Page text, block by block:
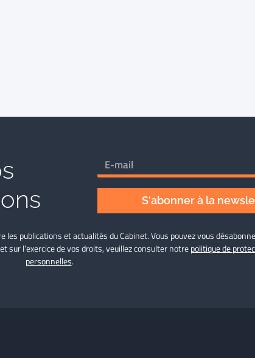
S'abonner à la
publications et actualités du Cabinet. Vous pouvez vous
l’exercice de vos droits, veuillez consulter notrepolitique de
personnelles.